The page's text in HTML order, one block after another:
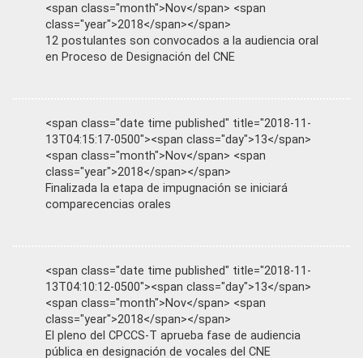
<span class="month">Nov</span> <span
class="year">2018</span></span>
12 postulantes son convocados a la audiencia oral
en Proceso de Designación del CNE
<span class="date time published" title="2018-11-
13T04:15:17-0500"><span class="day">13</span>
<span class="month">Nov</span> <span
class="year">2018</span></span>
Finalizada la etapa de impugnación se iniciará
comparecencias orales
<span class="date time published" title="2018-11-
13T04:10:12-0500"><span class="day">13</span>
<span class="month">Nov</span> <span
class="year">2018</span></span>
El pleno del CPCCS-T aprueba fase de audiencia
pública en designación de vocales del CNE